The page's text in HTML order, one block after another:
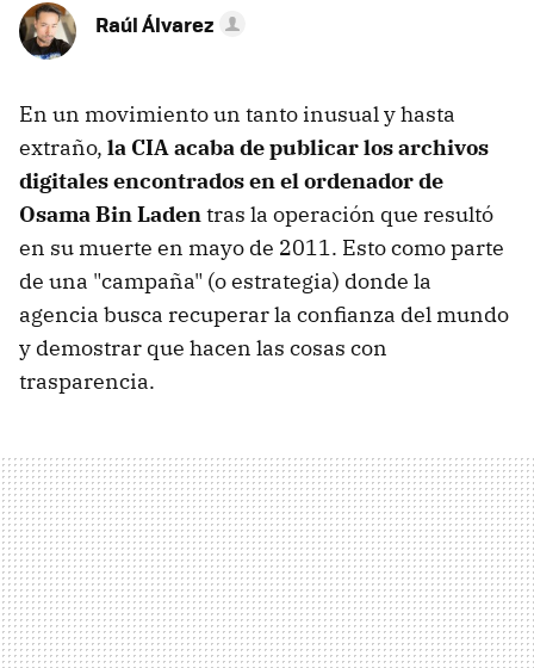
Raúl Álvarez
En un movimiento un tanto inusual y hasta
extraño, la CIA acaba de publicar los archivos
digitales encontrados en el ordenador de
Osama Bin Ladentras la operación que resultó
en su muerte en mayo de 2011. Esto como parte
de una "campaña" (o estrategia) donde la
agencia busca recuperar la confianza del mundo
y demostrar que hacen las cosas con
trasparencia.